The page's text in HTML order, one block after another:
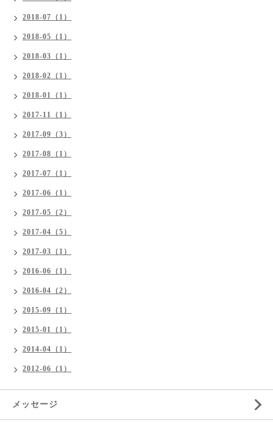
2018-07（1）
2018-05（1）
2018-03（1）
2018-02（1）
2018-01（1）
2017-11（1）
2017-09（3）
2017-08（1）
2017-07（1）
2017-06（1）
2017-05（2）
2017-04（5）
2017-03（1）
2016-06（1）
2016-04（2）
2015-09（1）
2015-01（1）
2014-04（1）
2012-06（1）
メッセージ